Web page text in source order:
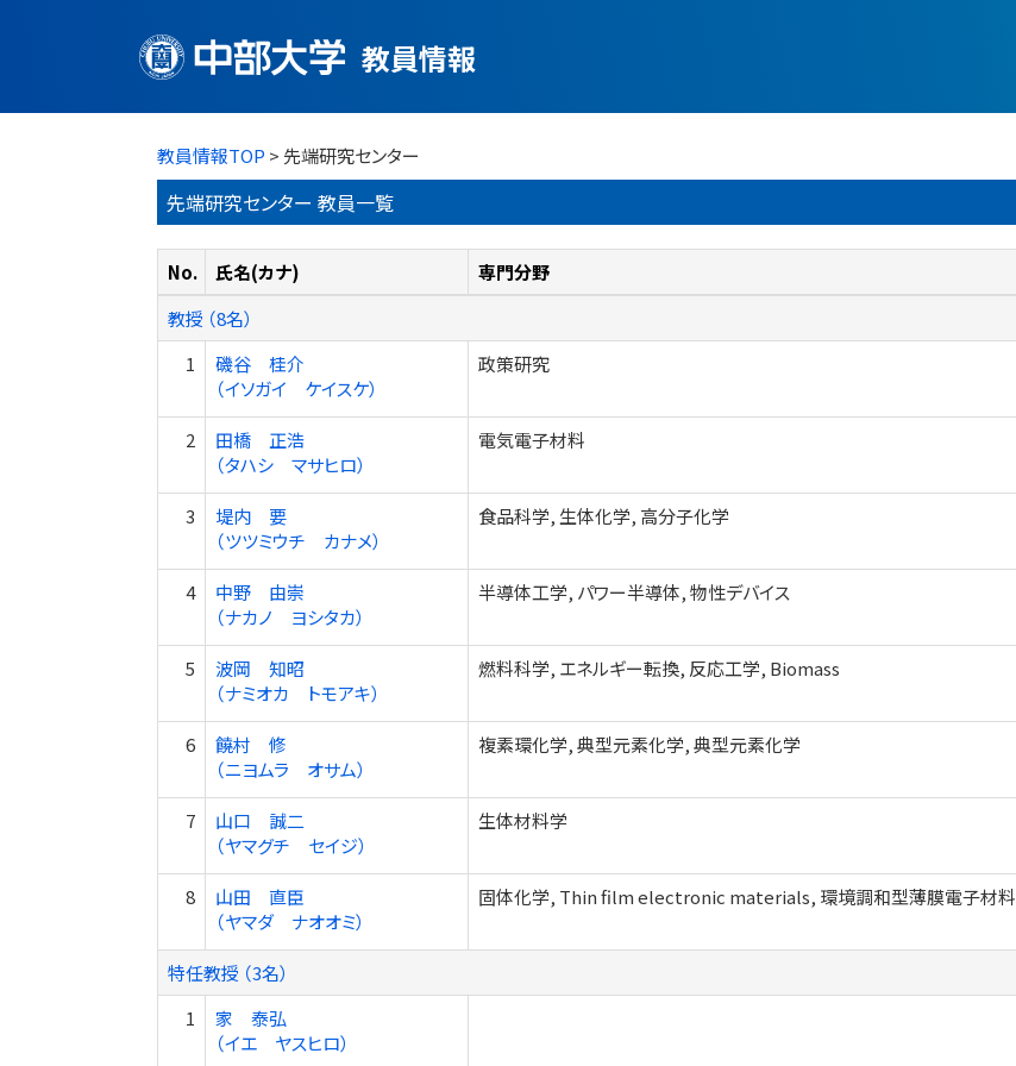
教員情報
教員情報TOP > 先端研究センター
先端研究センター 教員一覧
No. 氏名(カナ)
専門分野
教授 （8名）
1
磯谷 桂介
（イソガイ ケイスケ）
政策研究
2
田橋 正浩
（タハシ マサヒロ）
電気電子材料
3
堤内 要
（ツツミウチ カナメ）
食品科学, 生体化学, 高分子化学
4
中野 由崇
（ナカノ ヨシタカ）
半導体工学, パワー半導体, 物性デバイス
5
波岡 知昭
（ナミオカ トモアキ）
燃料科学, エネルギー転換, 反応工学, Biomass
6
饒村 修
（ニヨムラ オサム）
複素環化学, 典型元素化学, 典型元素化学
7
山口 誠二
（ヤマグチ セイジ）
生体材料学
8
山田 直臣
（ヤマダ ナオオミ）
固体化学, Thin film electronic materials, 環境調和型薄膜電子材料
特任教授 （3名）
1
家 泰弘
（イエ ヤスヒロ）